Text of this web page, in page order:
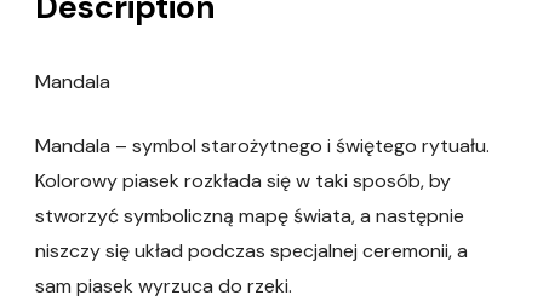
Mandala
Mandala – symbol starożytnego i świętego rytuału.
Kolorowy piasek rozkłada się w taki sposób, by
stworzyć symboliczną mapę świata, a następnie
niszczy się układ podczas specjalnej ceremonii, a
sam piasek wyrzuca do rzeki.